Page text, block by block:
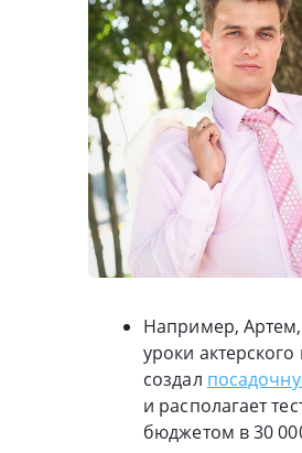
Например,
уроки актерского
создал
и располагает
бюджетом в 30